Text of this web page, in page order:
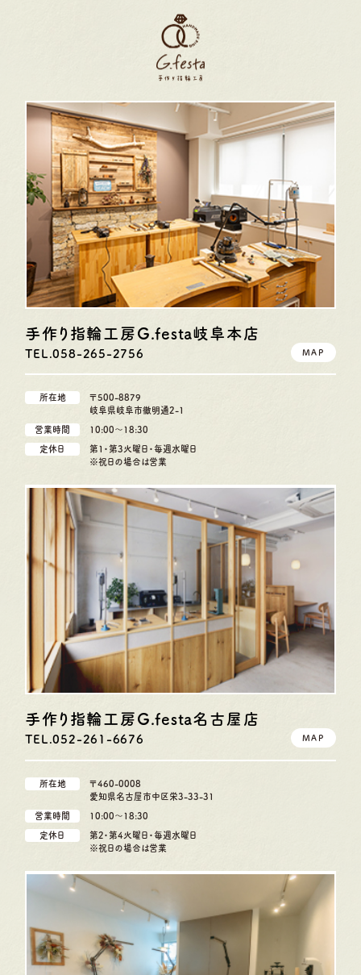
手作り指輪工房G.festa岐阜本店
TEL.058-265-2756 MAP
所在地
〒500-8879
岐阜県岐阜市徹明通2-1
営業時間 10:00〜18:30
定休日
第1・第3火曜日・毎週水曜日
※祝日の場合は営業
手作り指輪工房G.festa名古屋店
TEL.052-261-6676 MAP
所在地
〒460-0008
愛知県名古屋市中区栄3-33-31
営業時間 10:00〜18:30
定休日
第2・第4火曜日・毎週水曜日
※祝日の場合は営業